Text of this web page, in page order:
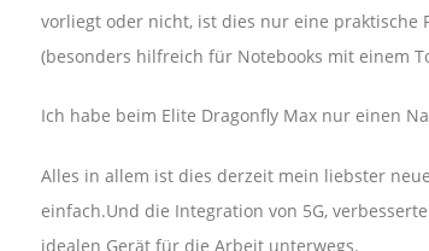
vorliegt oder nicht, ist dies nur eine praktische
(besonders hilfreich für Notebooks mit einem
Ich habe beim Elite Dragonfly Max nur einen
Alles in allem ist dies derzeit mein liebster
einfach.Und die Integration von 5G,
idealen Gerät für die Arbeit unterwegs.